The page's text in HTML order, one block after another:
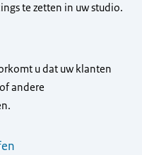
te zetten in uw studio.
u dat uw klanten
andere